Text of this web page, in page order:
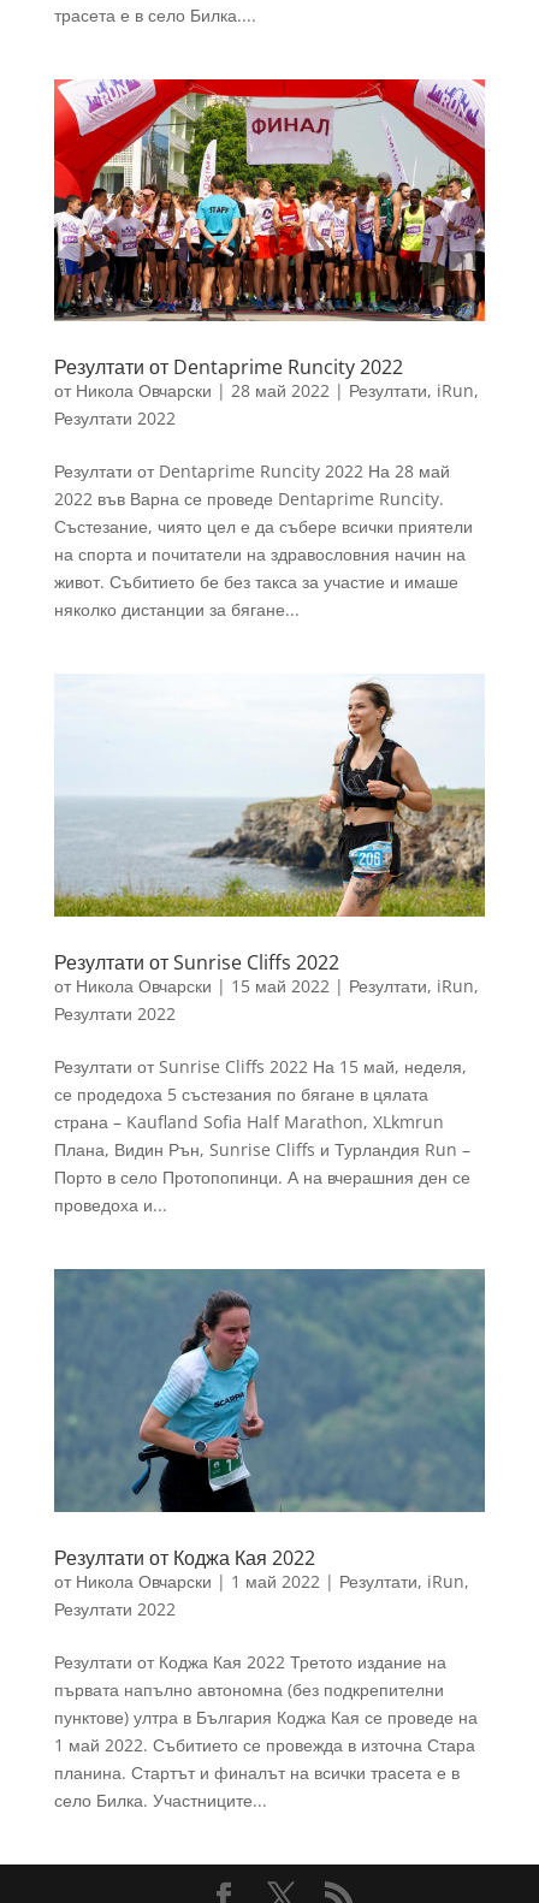
трасета е в село Билка....
Резултати от Dentaprime Runcity 2022
от Никола Овчарски | 28 май 2022| Резултати, iRun,
Резултати 2022
Резултати от Dentaprime Runcity 2022 На 28 май
2022 във Варна се проведе Dentaprime Runcity.
Състезание, чиято цел е да събере всички приятели
на спорта и почитатели на здравословния начин на
живот. Събитието бе без такса за участие и имаше
няколко дистанции за бягане...
Резултати от Sunrise Cliffs 2022
от Никола Овчарски | 15 май 2022| Резултати, iRun,
Резултати 2022
Резултати от Sunrise Cliffs 2022 На 15 май, неделя,
се продедоха 5 състезания по бягане в цялата
страна – Kaufland Sofia Half Marathon, XLkmrun
Плана, Видин Рън, Sunrise Cliffs и Турландия Run –
Порто в село Протопопинци. А на вчерашния ден се
проведоха и...
Резултати от Коджа Кая 2022
от Никола Овчарски | 1 май 2022 | Резултати, iRun,
Резултати 2022
Резултати от Коджа Кая 2022 Третото издание на
първата напълно автономна (без подкрепителни
пунктове) ултра в България Коджа Кая се проведе на
1 май 2022. Събитието се провежда в източна Стара
планина. Стартът и финалът на всички трасета е в
село Билка. Участниците...